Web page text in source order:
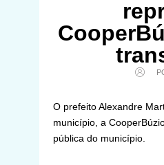
O prefeito Alexandre
município, a
pública do município.